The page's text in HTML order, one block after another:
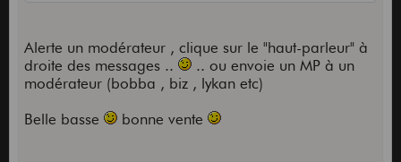
Alerte un modérateur , clique sur le "haut-parleur" à
droite des messages ..
.. ou envoie un MP à un
modérateur (bobba , biz , lykan etc)
Belle basse
bonne vente